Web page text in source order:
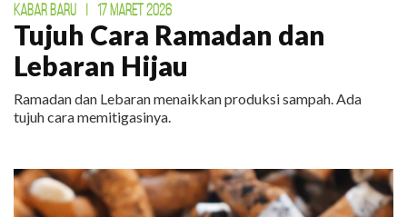
KABAR BARU 17 MARET 2026
Tujuh Cara Ramadan dan
Lebaran Hijau
Ramadan dan Lebaran menaikkan produksi sampah. Ada
tujuh cara memitigasinya.